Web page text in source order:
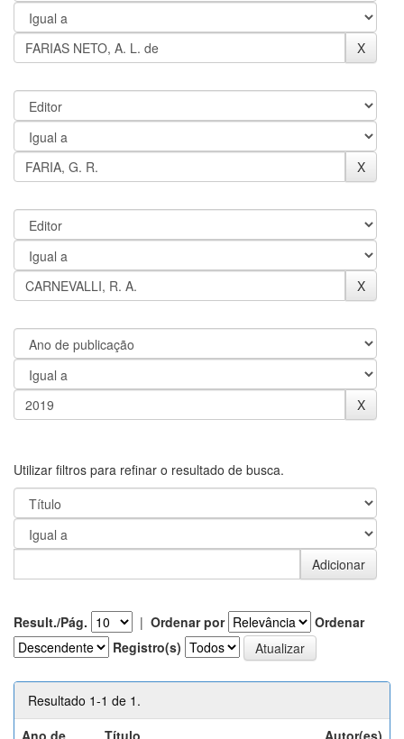
Utilizar filtros para refinar o resultado de busca.
Result./Pág. | Ordenar por
Ordenar
Registro(s)
Resultado 1-1 de 1.
Ano de
Título Autor(es)